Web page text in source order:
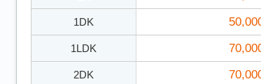
1DK
1LDK
2DK